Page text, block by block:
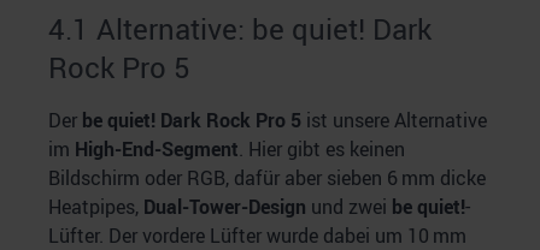
4.1 Alternative: be quiet! Dark
Rock Pro 5
Der be quiet! Dark Rock Pro 5 ist unsere Alternative
im High-End-Segment. Hier gibt es keinen
Bildschirm oder RGB, dafür aber sieben 6 mm dicke
Heatpipes, Dual-Tower-Design und zwei be quiet!-
Lüfter. Der vordere Lüfter wurde dabei um 10 mm